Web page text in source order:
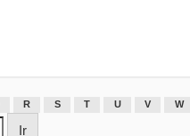
R S T U V W